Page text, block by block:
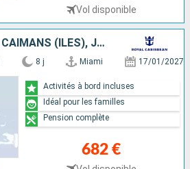
Vol disponible
BAHAMAS, MEXIQUE, CAÏMANS (ÎLES), JAMAÏQUE, ÉTATS-UNIS
8 j Miami 17/01/2027
682 €
Activités à bord incluses
Idéal pour les familles
Pension complète